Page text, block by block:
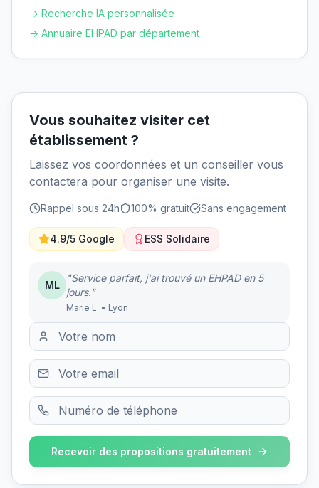
→ Recherche IA personnalisée
→ Annuaire EHPAD par département
Vous souhaitez visiter cet
établissement ?
Laissez vos coordonnées et un conseiller vous
contactera pour organiser une visite.
Rappel sous 24h 100% gratuit Sans engagement
4.9/5 Google ESS Solidaire
ML
"Service parfait, j'ai trouvé un EHPAD en 5
jours."
Marie L. • Lyon
Recevoir des propositions gratuitement